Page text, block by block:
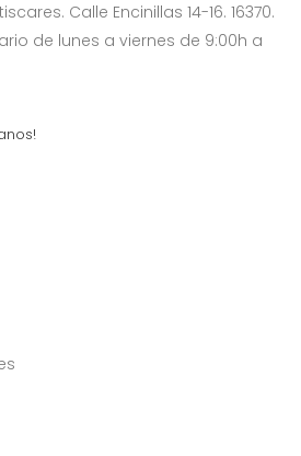
Calle Encinillas 14-16. 16370.
de lunes a viernes de 9:00h a